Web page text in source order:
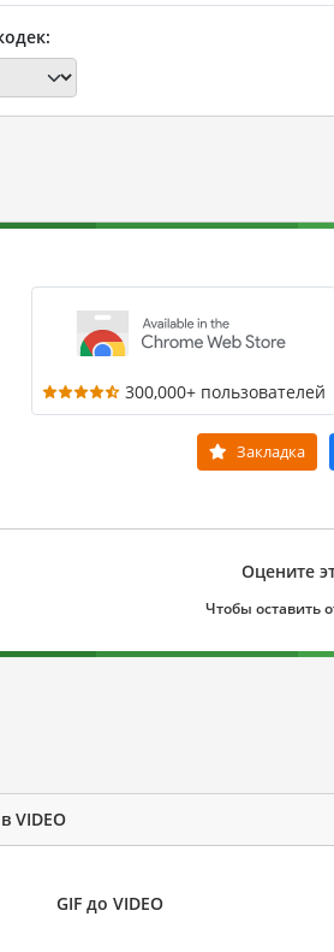
300,000+ пользователей
Закладка
Оцените
Чтобы оставить
VIDEO
GIF до VIDEO